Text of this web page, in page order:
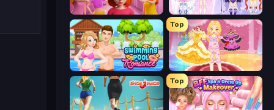
Idol Livestream: Fashion Game
Swimming Pool Romance
Top
Royal Glow Princess Makeover
Top